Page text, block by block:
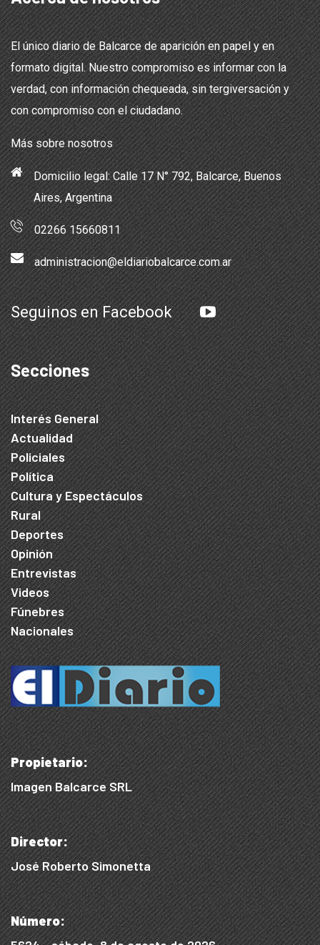
El único diario de Balcarce de aparición en papel y en
formato digital. Nuestro compromiso es informar con la
verdad, con información chequeada, sin tergiversación y
con compromiso con el ciudadano.
Más sobre nosotros
Domicilio legal: Calle 17 N° 792, Balcarce, Buenos
Aires, Argentina
02266 15660811
administracion@eldiariobalcarce.com.ar
Seguinos en Facebook
Secciones
Interés General
Actualidad
Policiales
Política
Cultura y Espectáculos
Rural
Deportes
Opinión
Entrevistas
Videos
Fúnebres
Nacionales
Propietario:
Imagen Balcarce SRL
Director:
José Roberto Simonetta
Número: